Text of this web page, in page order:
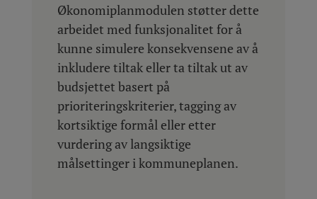
Økonomiplanmodulen støtter dette
arbeidet med funksjonalitet for å
kunne simulere konsekvensene av å
inkludere tiltak eller ta tiltak ut av
budsjettet basert på
prioriteringskriterier, tagging av
kortsiktige formål eller etter
vurdering av langsiktige
målsettinger i kommuneplanen.